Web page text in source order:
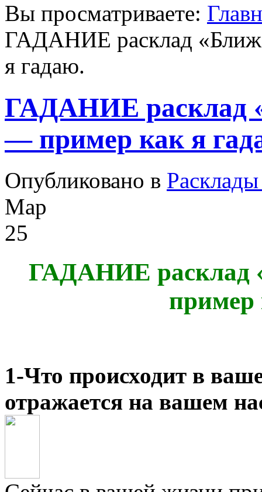
Вы просматриваете:
ГАДАНИЕ расклад
я гадаю.
ГАДАНИЕ расклад
— пример как я
Опубликовано в
Мар
25
ГАДАНИЕ расклад
пример
1-Что происходит в
отражается на вашем